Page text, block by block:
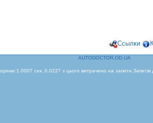
Ссылки
AUTODOCTOR.OD.UA
сек.,0.0227 з цього витрачено на